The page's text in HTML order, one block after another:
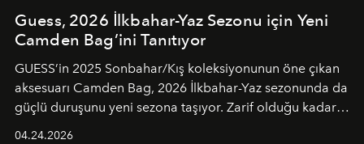
Guess, 2026 İlkbahar-Yaz Sezonu için Yeni
Camden Bag’ini Tanıtıyor
GUESS’in 2025 Sonbahar/Kış koleksiyonunun öne çıkan
aksesuarı Camden Bag, 2026 İlkbahar-Yaz sezonunda da
güçlü duruşunu yeni sezona taşıyor. Zarif olduğu kadar
04.24.2026